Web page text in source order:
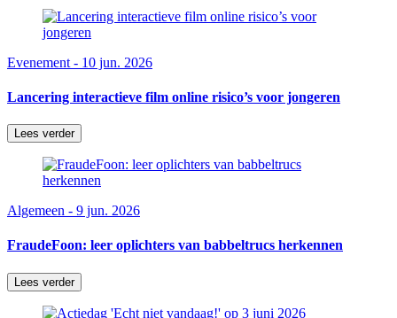
Evenement - 10 jun. 2026
Lancering interactieve film online risico’s voor jongeren
Lees verder
Algemeen - 9 jun. 2026
FraudeFoon: leer oplichters van babbeltrucs herkennen
Lees verder